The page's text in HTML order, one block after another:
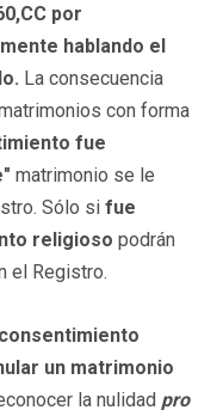
por
hablando el
La consecuencia
con forma
fue
matrimonio se le
Sólo si fue
religioso podrán
el Registro.
un matrimonio
la nulidad pro